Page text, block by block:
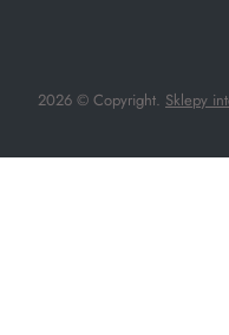
2026 © Copyright. Sklepy